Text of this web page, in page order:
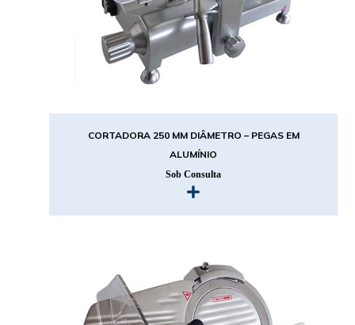
CORTADORA 250 MM DIÂMETRO – PEGAS EM
ALUMÍNIO
Sob Consulta